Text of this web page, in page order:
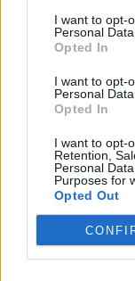
I want to opt-
Personal Data.
Opted In
I want to opt-
Personal
Opted In
I want to opt-
Retention,
Personal
Purposes for
Opted Out
Hudsjekk
Norge på